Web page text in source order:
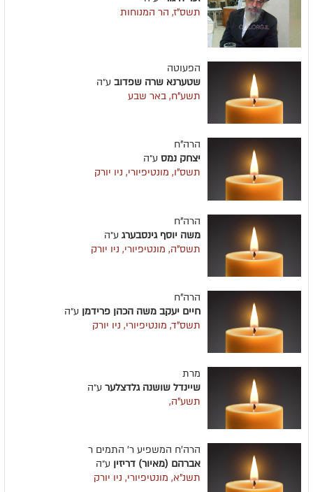
תשס"ז, הר המנוחות
הפעוטה
שטערנא שרה שפדוב ע״ה
תשע"ח, באר שבע
הרה"ח
יצחק נמס ע״ה
תשס"ו, מונטיפיורי, ניו יורק
הרה"ח
משה יוסף גינסבערג ע״ה
תשס"ה, מונטיפיורי, ניו יורק
הרה"ח
חיים יעקב משה הכהן פרידמן ע״ה
תשס"ד, מונטיפיורי, ניו יורק
מרת
שיינדל שושנה גלדצלער ע״ה
תשע"ה,
הרה'ח המשפיע ר' התמים ר
אברהם (מאיור) דריזין ע״ה
תשנ"א, מונטיפיורי, ניו יורק